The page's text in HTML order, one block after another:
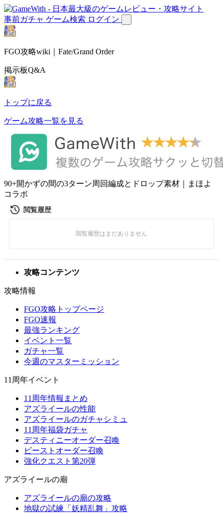
事前ガチャ ゲーム検索 ログイン
FGO攻略wiki｜Fate/Grand Order
掲示板Q&A
トップに戻る
ゲーム攻略一覧を見る
90+開かずの間の3ターン周回編成とドロップ素材｜まほよ
コラボ
攻略コンテンツ
攻略情報
FGO攻略トップページ
FGO速報
最強ランキング
イベント一覧
ガチャ一覧
今週のマスターミッション
11周年イベント
11周年情報まとめ
アズライールの性能
アズライールのガチャシミュ
11周年福袋ガチャ
デスティニーオーダー召喚
ビーストオーダー召喚
強化クエスト第20弾
アズライールの廟
アズライールの廟の攻略
地獄の試練「妖精乱舞」攻略